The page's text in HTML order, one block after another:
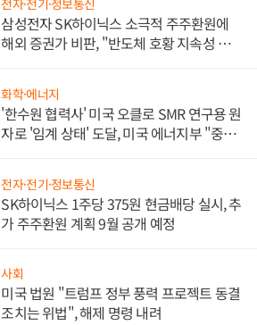
전자·전기·정보통신
삼성전자 SK하이닉스 소극적 주주환원에
해외 증권가 비판, "반도체 호황 지속성 의
화학·에너지
'한수원 협력사' 미국 오클로 SMR 연구용 원
자로 '임계 상태' 도달, 미국 에너지부 "중요
전자·전기·정보통신
SK하이닉스 1주당 375원 현금배당 실시, 추
가 주주환원 계획 9월 공개 예정
사회
미국 법원 "트럼프 정부 풍력 프로젝트 동결
조치는 위법", 해제 명령 내려